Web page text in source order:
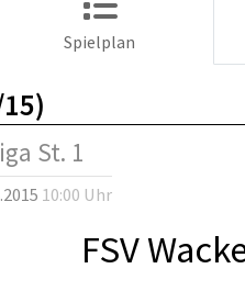
Spielplan
St. 1
10:00 Uhr
FSV